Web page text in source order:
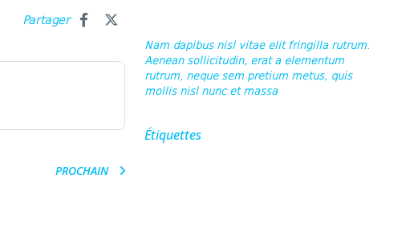
Partager
PROCHAIN
Nam dapibus nisl vitae elit fringilla rutrum.
Aenean sollicitudin, erat a elementum
rutrum, neque sem pretium metus, quis
mollis nisl nunc et massa
Étiquettes